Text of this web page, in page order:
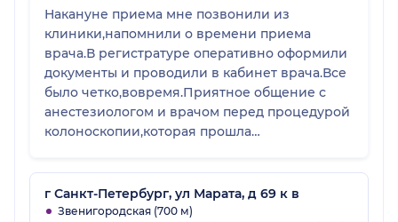
Накануне приема мне позвонили из
клиники,напомнили о времени приема
врача.В регистратуре оперативно оформили
документы и проводили в кабинет врача.Все
было четко,вовремя.Приятное общение с
анестезиологом и врачом перед процедурой
колоноскопии,которая прошла
меня проводили до места.где можно немного
отдохнуть от наркоза,принесли чай.Потом
снова пригласили в кабинет врача,который
г Санкт-Петербург, ул Марата, д 69 к в
Звенигородская (700 м)